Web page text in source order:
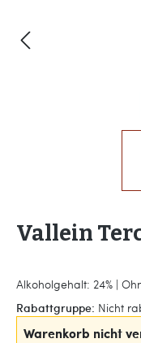
Vallein
Alkoholgehalt: 24% |
Rabattgruppe: Nicht
Warenkorb nicht